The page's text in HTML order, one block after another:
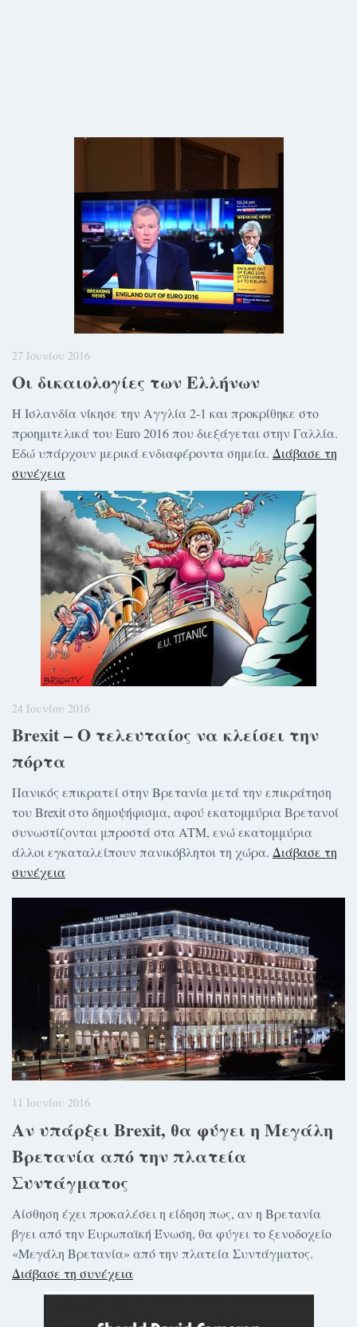
27 Ιουνίου 2016
Οι δικαιολογίες των Ελλήνων
Η Ισλανδία νίκησε την Αγγλία 2-1 και προκρίθηκε στο
προημιτελικά του Euro 2016 που διεξάγεται στην Γαλλία.
Εδώ υπάρχουν μερικά ενδιαφέροντα σημεία. Διάβασε τη
συνέχεια
24 Ιουνίου 2016
Brexit – Ο τελευταίος να κλείσει την
πόρτα
Πανικός επικρατεί στην Βρετανία μετά την επικράτηση
του Brexit στο δημοψήφισμα, αφού εκατομμύρια Βρετανοί
συνωστίζονται μπροστά στα ATM, ενώ εκατομμύρια
άλλοι εγκαταλείπουν πανικόβλητοι τη χώρα. Διάβασε τη
συνέχεια
11 Ιουνίου 2016
Αν υπάρξει Brexit, θα φύγει η Μεγάλη
Βρετανία από την πλατεία
Συντάγματος
Αίσθηση έχει προκαλέσει η είδηση πως, αν η Βρετανία
βγει από την Ευρωπαϊκή Ένωση, θα φύγει το ξενοδοχείο
«Μεγάλη Βρετανία» από την πλατεία Συντάγματος.
Διάβασε τη συνέχεια